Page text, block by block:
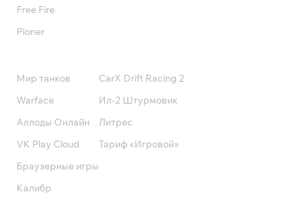
Free Fire
Pioner
Мир танков
Warface
Аллоды Онлайн
VK Play Cloud
Браузерные игры
Калибр
CarX Drift Racing 2
Ил-2 Штурмовик
Литрес
Тариф «Игровой»